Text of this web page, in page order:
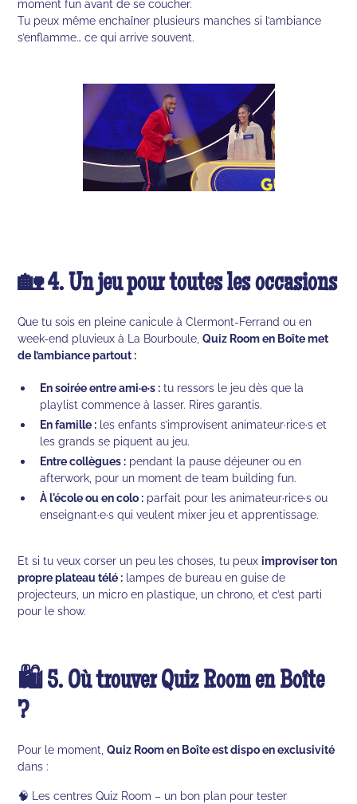
moment fun avant de se coucher.
Tu peux même enchaîner plusieurs manches si l’ambiance
s’enflamme… ce qui arrive souvent.
🏡 4. Un jeu pour toutes les occasions
Que tu sois en pleine canicule à Clermont-Ferrand ou en
week-end pluvieux à La Bourboule,Quiz Room en Boîte met
de l’ambiance partout :
En soirée entre ami·e·s : tu ressors le jeu dès que la
playlist commence à lasser. Rires garantis.
En famille : les enfants s’improvisent animateur·rice·s et
les grands se piquent au jeu.
Entre collègues : pendant la pause déjeuner ou en
afterwork, pour un moment de team building fun.
À l'école ou en colo : parfait pour les animateur·rice·s ou
enseignant·e·s qui veulent mixer jeu et apprentissage.
Et si tu veux corser un peu les choses, tu peuximproviser ton
propre plateau télé : lampes de bureau en guise de
projecteurs, un micro en plastique, un chrono, et c’est parti
pour le show.
🛍️ 5. Où trouver Quiz Room en Boîte
?
Pour le moment,Quiz Room en Boîte est dispo en exclusivité
dans :
🧠 Les centres Quiz Room – un bon plan pour tester